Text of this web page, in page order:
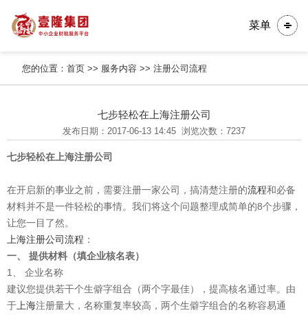
菜单
您的位置：首页 >> 服务内容 >>注册公司流程
七步轻松在上海注册公司
发布日期：2017-06-13 14:45 浏览次数：7237
七步轻松在上海注册公司
在开启新的事业之前，需要注册一家公司，搞清楚注册的流程和必备
材料并不是一件轻松的事情。我们将这个问题整理成简单的8个步骤，
让您一目了然。
上海注册公司流程 ：
一、 提供材料（填企业核名表）
1、 企业名称
建议您提供若干个生僻字组合（两个字最佳），提高核名通过率。由
于 上海注册量大，名称重复率较高，两个生僻字组合的名称容易通